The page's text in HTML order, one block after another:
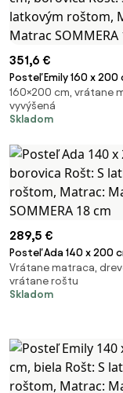
351,6 €
Posteľ Emily 160 x 200
borovica Rošt: S
roštom, Matrac:
SOMMERA 18 cm
160×200 cm, vrátane
vyvýšená
Skladom
289,5 €
Posteľ Ada 140 x 200
borovica Rošt: S
roštom, Matrac:
SOMMERA 18 cm
Vrátane matraca,
vrátane roštu
Skladom